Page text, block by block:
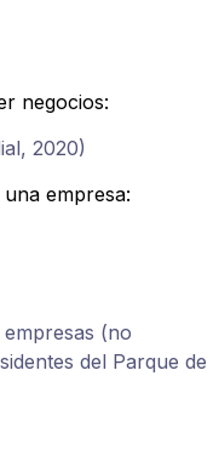
negocios:
2020)
empresa:
(no
del Parque de